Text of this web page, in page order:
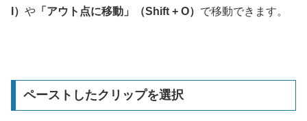
I） や 「アウト点に移動」（Shift + O） で移動できます。
ペーストしたクリップを選択